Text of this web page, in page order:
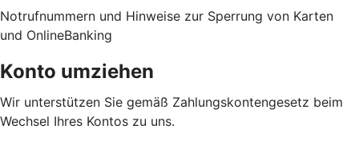
Notrufnummern und Hinweise zur Sperrung von Karten
und OnlineBanking
Konto umziehen
Wir unterstützen Sie gemäß Zahlungskontengesetz beim
Wechsel Ihres Kontos zu uns.